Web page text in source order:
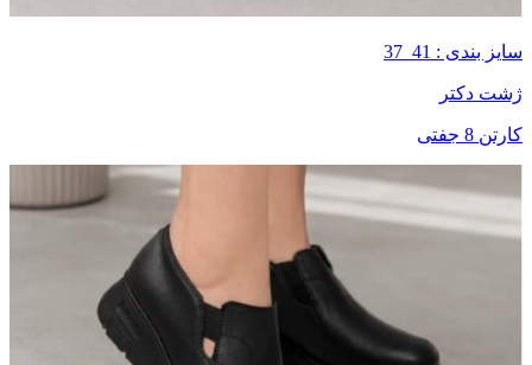
سایز بندی : 41_37
ژشت دکتر
کارتن 8 جفتی